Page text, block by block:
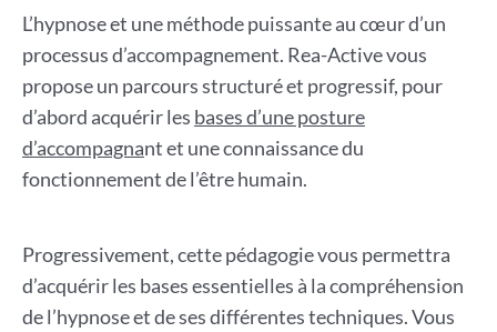
L’hypnose et une méthode puissante au cœur d’un
processus d’accompagnement. Rea-Active vous
propose un parcours structuré et progressif, pour
d’abord acquérir les bases d’une posture
d’accompagnant et une connaissance du
fonctionnement de l’être humain.
Progressivement, cette pédagogie vous permettra
d’acquérir les bases essentielles à la compréhension
de l’hypnose et de ses différentes techniques. Vous